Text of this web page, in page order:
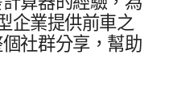
企業​提供​前車​之​
社群​分享，​幫助​